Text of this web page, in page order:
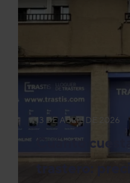
13 DE ABRIL DE 2026
Cuánto